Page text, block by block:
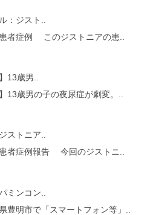
：ジスト..
者症例 このジストニアの患..
13歳男..
13歳男の子の夜尿症が劇変。..
ストニア..
者症例報告 今回のジストニ..
ミンコン..
豊明市で「スマートフォン等」..